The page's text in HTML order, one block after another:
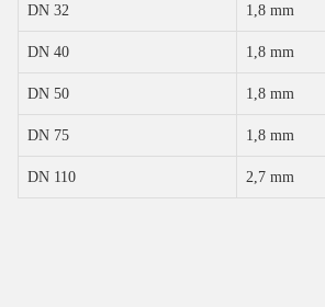
DN 32 1,8 mm
DN 40 1,8 mm
DN 50 1,8 mm
DN 75 1,8 mm
DN 110 2,7 mm